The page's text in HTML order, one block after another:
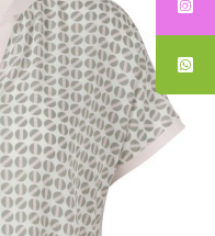
O
N
U
S
C